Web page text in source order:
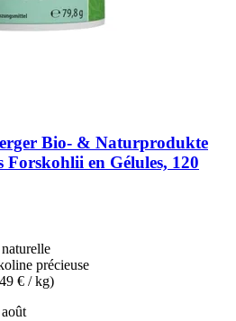
Bio- & Naturprodukte
Forskohlii en Gélules, 120
précieuse
€ / kg)